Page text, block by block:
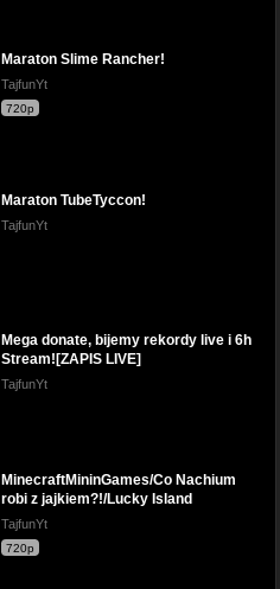
Maraton Slime Rancher!
TajfunYt
720p
Maraton TubeTyccon!
TajfunYt
Mega donate, bijemy rekordy live i 6h
Stream![ZAPIS LIVE]
TajfunYt
MinecraftMininGames/Co Nachium
robi z jajkiem?!/Lucky Island
TajfunYt
720p